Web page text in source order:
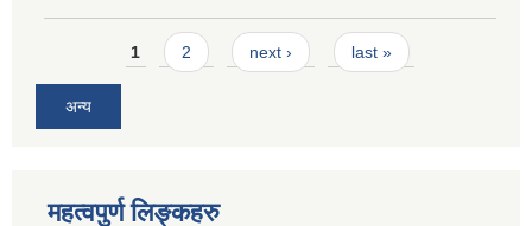
Pages1 2 next › last »
अन्य
महत्वपुर्ण लिङ्कहरु